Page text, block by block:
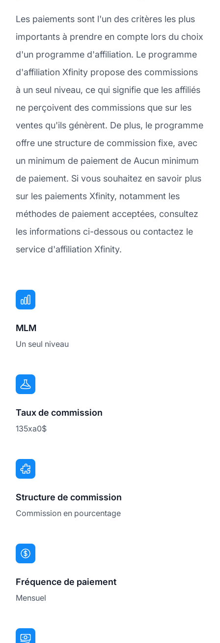
Les paiements sont l'un des critères les plus
importants à prendre en compte lors du choix
d'un programme d'affiliation. Le programme
d'affiliation Xfinity propose des commissions
à un seul niveau, ce qui signifie que les affiliés
ne perçoivent des commissions que sur les
ventes qu'ils génèrent. De plus, le programme
offre une structure de commission fixe, avec
un minimum de paiement de Aucun minimum
de paiement. Si vous souhaitez en savoir plus
sur les paiements Xfinity, notamment les
méthodes de paiement acceptées, consultez
les informations ci-dessous ou contactez le
service d'affiliation Xfinity.
MLM
Un seul niveau
Taux de commission
135xa0$
Structure de commission
Commission en pourcentage
Fréquence de paiement
Mensuel